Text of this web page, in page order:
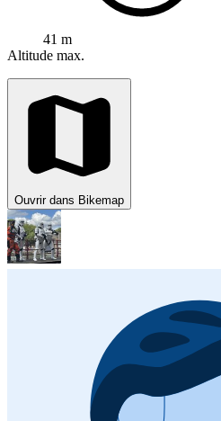
41 m
Altitude max.
Ouvrir dans Bikemap